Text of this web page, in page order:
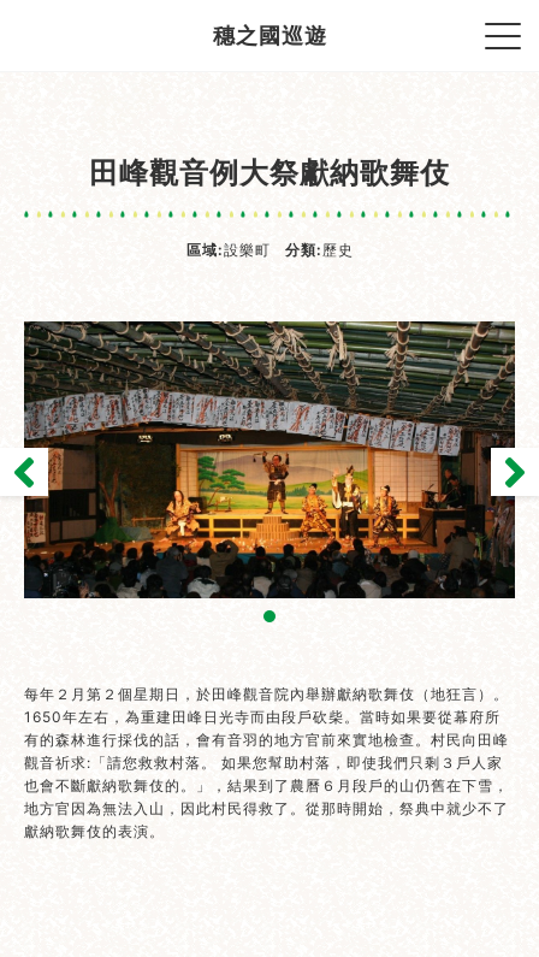
穗之國巡遊
田峰觀音例大祭獻納歌舞伎
區域:設樂町 分類: 歷史
每年２月第２個星期日，於田峰觀音院內舉辦獻納歌舞伎（地狂言）。
1650年左右，為重建田峰日光寺而由段戶砍柴。當時如果要從幕府所
有的森林進行採伐的話，會有音羽的地方官前來實地檢查。村民向田峰
觀音祈求:「請您救救村落。 如果您幫助村落，即使我們只剩３戶人家
也會不斷獻納歌舞伎的。」，結果到了農曆６月段戶的山仍舊在下雪，
地方官因為無法入山，因此村民得救了。從那時開始，祭典中就少不了
獻納歌舞伎的表演。